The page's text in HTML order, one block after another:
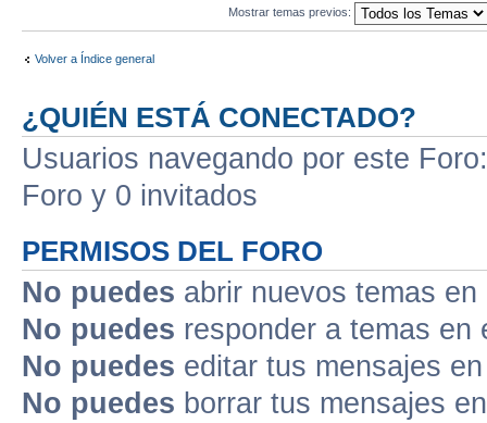
Mostrar temas previos:
Volver a Índice general
¿QUIÉN ESTÁ CONECTADO?
Usuarios navegando por este
Foro y 0 invitados
PERMISOS DEL FORO
No puedes abrir nuevos temas
No puedes responder a temas en
No puedes editar tus mensajes
No puedes borrar tus mensajes